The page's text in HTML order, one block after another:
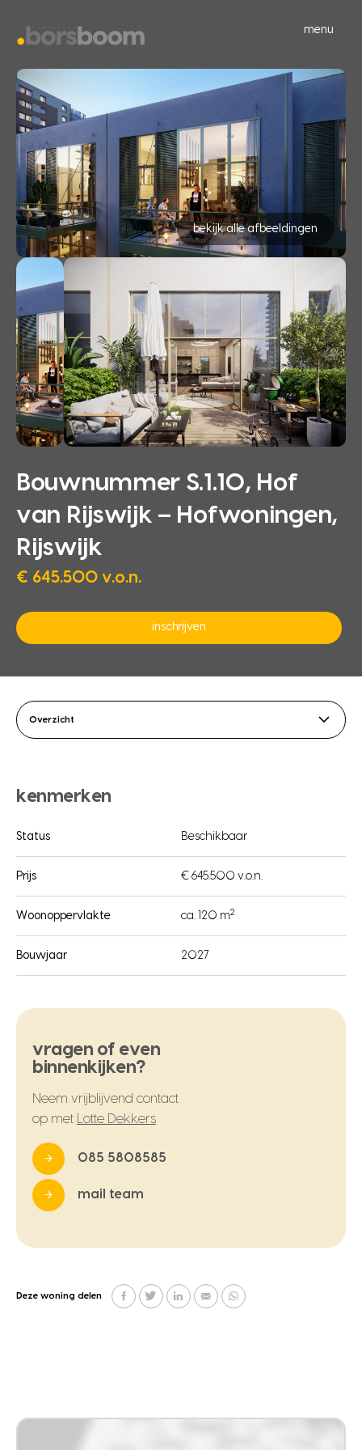
menu
bekijk alle afbeeldingen
Bouwnummer S.1.10, Hof
van Rijswijk – Hofwoningen,
Rijswijk
€ 645.500 v.o.n.
inschrijven
Overzicht
kenmerken
Status Beschikbaar
Prijs € 645.500 v.o.n.
Woonoppervlakte ca. 120 m2
Bouwjaar 2027
vragen of even
binnenkijken?
Neem vrijblijvend contact
op met
Lotte Dekkers
085 5808585
mail team
Deze woning delen